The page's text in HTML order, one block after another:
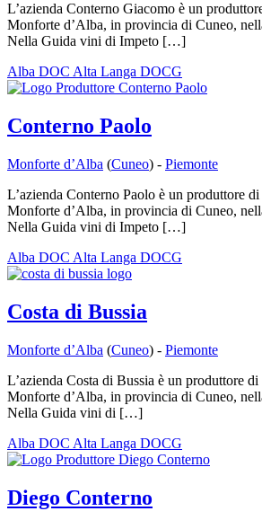
L’azienda Conterno Giacomo è un
Monforte d’Alba, in provincia di Cuneo,
Nella Guida vini di Impeto […]
Alba DOC Alta Langa DOCG
Conterno Paolo
Monforte d’Alba (Cuneo) - Piemonte
L’azienda Conterno Paolo è un produttore
Monforte d’Alba, in provincia di Cuneo,
Nella Guida vini di Impeto […]
Alba DOC Alta Langa DOCG
Costa di Bussia
Monforte d’Alba (Cuneo) - Piemonte
L’azienda Costa di Bussia è un produttore
Monforte d’Alba, in provincia di Cuneo,
Nella Guida vini di […]
Alba DOC Alta Langa DOCG
Diego Conterno